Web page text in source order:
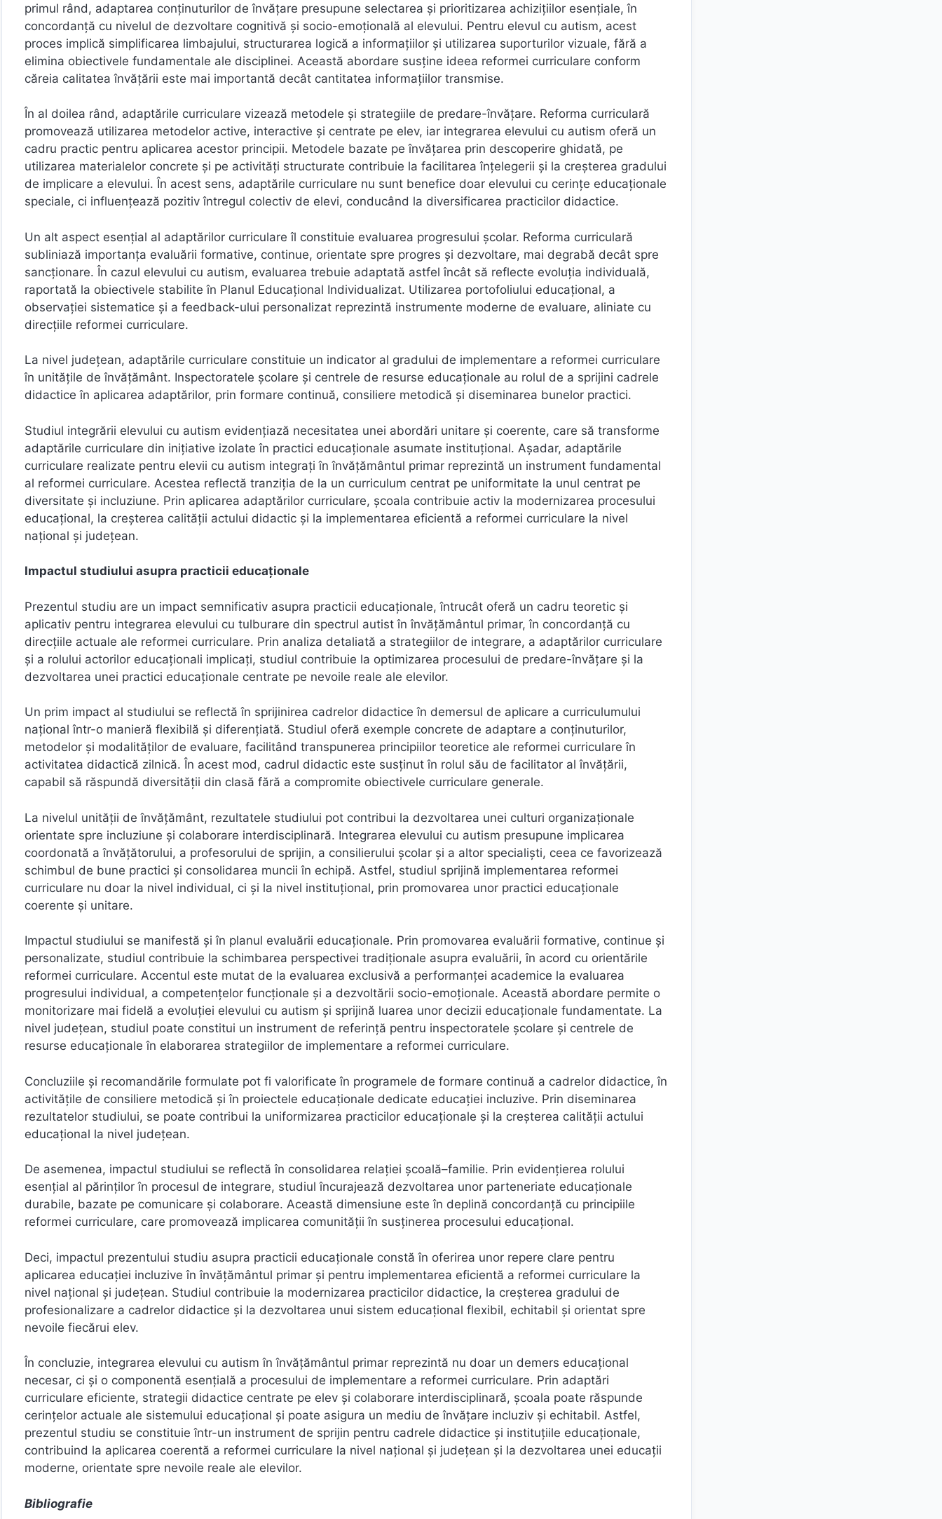
primul rând, adaptarea conținuturilor de învățare presupune selectarea și prioritizarea achizițiilor esențiale, în
concordanță cu nivelul de dezvoltare cognitivă și socio-emoțională al elevului. Pentru elevul cu autism, acest
proces implică simplificarea limbajului, structurarea logică a informațiilor și utilizarea suporturilor vizuale, fără a
elimina obiectivele fundamentale ale disciplinei. Această abordare susține ideea reformei curriculare conform
căreia calitatea învățării este mai importantă decât cantitatea informațiilor transmise.
În al doilea rând, adaptările curriculare vizează metodele și strategiile de predare-învățare. Reforma curriculară
promovează utilizarea metodelor active, interactive și centrate pe elev, iar integrarea elevului cu autism oferă un
cadru practic pentru aplicarea acestor principii. Metodele bazate pe învățarea prin descoperire ghidată, pe
utilizarea materialelor concrete și pe activități structurate contribuie la facilitarea înțelegerii și la creșterea gradului
de implicare a elevului. În acest sens, adaptările curriculare nu sunt benefice doar elevului cu cerințe educaționale
speciale, ci influențează pozitiv întregul colectiv de elevi, conducând la diversificarea practicilor didactice.
Un alt aspect esențial al adaptărilor curriculare îl constituie evaluarea progresului școlar. Reforma curriculară
subliniază importanța evaluării formative, continue, orientate spre progres și dezvoltare, mai degrabă decât spre
sancționare. În cazul elevului cu autism, evaluarea trebuie adaptată astfel încât să reflecte evoluția individuală,
raportată la obiectivele stabilite în Planul Educațional Individualizat. Utilizarea portofoliului educațional, a
observației sistematice și a feedback-ului personalizat reprezintă instrumente moderne de evaluare, aliniate cu
direcțiile reformei curriculare.
La nivel județean, adaptările curriculare constituie un indicator al gradului de implementare a reformei curriculare
în unitățile de învățământ. Inspectoratele școlare și centrele de resurse educaționale au rolul de a sprijini cadrele
didactice în aplicarea adaptărilor, prin formare continuă, consiliere metodică și diseminarea bunelor practici.
Studiul integrării elevului cu autism evidențiază necesitatea unei abordări unitare și coerente, care să transforme
adaptările curriculare din inițiative izolate în practici educaționale asumate instituțional. Așadar, adaptările
curriculare realizate pentru elevii cu autism integrați în învățământul primar reprezintă un instrument fundamental
al reformei curriculare. Acestea reflectă tranziția de la un curriculum centrat pe uniformitate la unul centrat pe
diversitate și incluziune. Prin aplicarea adaptărilor curriculare, școala contribuie activ la modernizarea procesului
educațional, la creșterea calității actului didactic și la implementarea eficientă a reformei curriculare la nivel
național și județean.
Impactul studiului asupra practicii educaționale
Prezentul studiu are un impact semnificativ asupra practicii educaționale, întrucât oferă un cadru teoretic și
aplicativ pentru integrarea elevului cu tulburare din spectrul autist în învățământul primar, în concordanță cu
direcțiile actuale ale reformei curriculare. Prin analiza detaliată a strategiilor de integrare, a adaptărilor curriculare
și a rolului actorilor educaționali implicați, studiul contribuie la optimizarea procesului de predare-învățare și la
dezvoltarea unei practici educaționale centrate pe nevoile reale ale elevilor.
Un prim impact al studiului se reflectă în sprijinirea cadrelor didactice în demersul de aplicare a curriculumului
național într-o manieră flexibilă și diferențiată. Studiul oferă exemple concrete de adaptare a conținuturilor,
metodelor și modalităților de evaluare, facilitând transpunerea principiilor teoretice ale reformei curriculare în
activitatea didactică zilnică. În acest mod, cadrul didactic este susținut în rolul său de facilitator al învățării,
capabil să răspundă diversității din clasă fără a compromite obiectivele curriculare generale.
La nivelul unității de învățământ, rezultatele studiului pot contribui la dezvoltarea unei culturi organizaționale
orientate spre incluziune și colaborare interdisciplinară. Integrarea elevului cu autism presupune implicarea
coordonată a învățătorului, a profesorului de sprijin, a consilierului școlar și a altor specialiști, ceea ce favorizează
schimbul de bune practici și consolidarea muncii în echipă. Astfel, studiul sprijină implementarea reformei
curriculare nu doar la nivel individual, ci și la nivel instituțional, prin promovarea unor practici educaționale
coerente și unitare.
Impactul studiului se manifestă și în planul evaluării educaționale. Prin promovarea evaluării formative, continue și
personalizate, studiul contribuie la schimbarea perspectivei tradiționale asupra evaluării, în acord cu orientările
reformei curriculare. Accentul este mutat de la evaluarea exclusivă a performanței academice la evaluarea
progresului individual, a competențelor funcționale și a dezvoltării socio-emoționale. Această abordare permite o
monitorizare mai fidelă a evoluției elevului cu autism și sprijină luarea unor decizii educaționale fundamentate. La
nivel județean, studiul poate constitui un instrument de referință pentru inspectoratele școlare și centrele de
resurse educaționale în elaborarea strategiilor de implementare a reformei curriculare.
Concluziile și recomandările formulate pot fi valorificate în programele de formare continuă a cadrelor didactice, în
activitățile de consiliere metodică și în proiectele educaționale dedicate educației incluzive. Prin diseminarea
rezultatelor studiului, se poate contribui la uniformizarea practicilor educaționale și la creșterea calității actului
educațional la nivel județean.
De asemenea, impactul studiului se reflectă în consolidarea relației școală–familie. Prin evidențierea rolului
esențial al părinților în procesul de integrare, studiul încurajează dezvoltarea unor parteneriate educaționale
durabile, bazate pe comunicare și colaborare. Această dimensiune este în deplină concordanță cu principiile
reformei curriculare, care promovează implicarea comunității în susținerea procesului educațional.
Deci, impactul prezentului studiu asupra practicii educaționale constă în oferirea unor repere clare pentru
aplicarea educației incluzive în învățământul primar și pentru implementarea eficientă a reformei curriculare la
nivel național și județean. Studiul contribuie la modernizarea practicilor didactice, la creșterea gradului de
profesionalizare a cadrelor didactice și la dezvoltarea unui sistem educațional flexibil, echitabil și orientat spre
nevoile fiecărui elev.
În concluzie, integrarea elevului cu autism în învățământul primar reprezintă nu doar un demers educațional
necesar, ci și o componentă esențială a procesului de implementare a reformei curriculare. Prin adaptări
curriculare eficiente, strategii didactice centrate pe elev și colaborare interdisciplinară, școala poate răspunde
cerințelor actuale ale sistemului educațional și poate asigura un mediu de învățare incluziv și echitabil. Astfel,
prezentul studiu se constituie într-un instrument de sprijin pentru cadrele didactice și instituțiile educaționale,
contribuind la aplicarea coerentă a reformei curriculare la nivel național și județean și la dezvoltarea unei educații
moderne, orientate spre nevoile reale ale elevilor.
Bibliografie